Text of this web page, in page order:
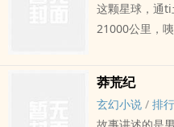
这颗星球，通
21000公里，
飞行的陨石上
星。…
莽荒纪
玄幻小说 / 排